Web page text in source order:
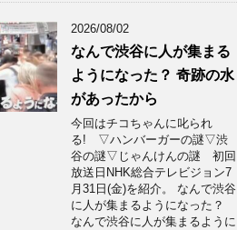
2026/08/02
なんで渋谷に人が集まる
ようになった？ 奇跡の水
があったから
今回はチコちゃんに叱られ
る! ▽ハンバーガーの謎▽渋
谷の謎▽じゃんけんの謎 初回
放送日NHK総合テレビジョン7
月31日(金)を紹介。 なんで渋谷
に人が集まるようになった？
なんで渋谷に人が集まるように